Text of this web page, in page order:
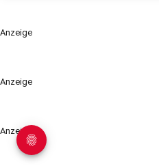
Anzeige
Anzeige
Anzeige